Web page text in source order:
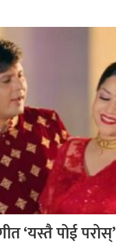
‘यस्तै पोई परोस्’